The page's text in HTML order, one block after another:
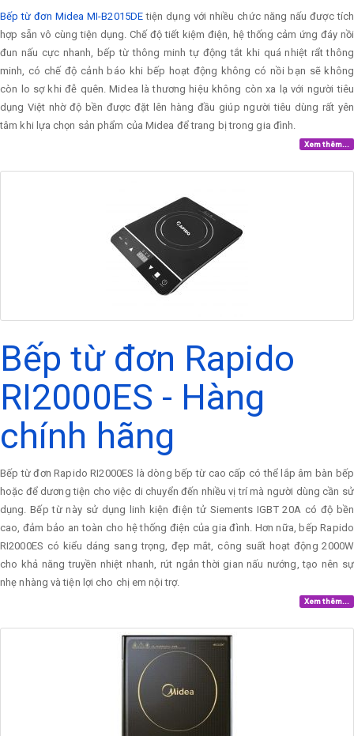
Bếp từ đơn Midea MI-B2015DE tiện dụng với nhiều chức năng nấu được tích
hợp sẵn vô cùng tiện dụng. Chế độ tiết kiệm điện, hệ thống cảm ứng đáy nồi
đun nấu cực nhanh, bếp từ thông minh tự động tắt khi quá nhiệt rẩt thông
minh, có chế độ cảnh báo khi bếp hoạt động không có nồi bạn sẽ không
còn lo sợ khi đễ quên. Midea là thương hiệu không còn xa lạ với người tiêu
dụng Việt nhờ độ bền được đặt lên hàng đầu giúp người tiêu dùng rất yên
tâm khi lựa chọn sản phẩm của Midea để trang bị trong gia đình.
Xem thêm...
Bếp từ đơn Rapido
RI2000ES - Hàng
chính hãng
Bếp từ đơn Rapido RI2000ES là dòng bếp từ cao cấp có thể lắp âm bàn bếp
hoặc để dương tiện cho việc di chuyển đến nhiều vị trí mà người dùng cần sử
dụng. Bếp từ này sử dụng linh kiện điện tử Siements IGBT 20A có độ bền
cao, đảm bảo an toàn cho hệ thống điện của gia đình. Hơn nữa, bếp Rapido
RI2000ES có kiểu dáng sang trọng, đẹp mắt, công suất hoạt động 2000W
cho khả năng truyền nhiệt nhanh, rút ngắn thời gian nấu nướng, tạo nên sự
nhẹ nhàng và tiện lợi cho chị em nội trợ.
Xem thêm...